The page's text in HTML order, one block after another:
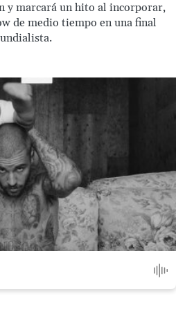
y marcará un hito al incorporar,
de medio tiempo en una final